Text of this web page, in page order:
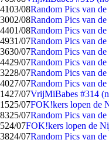
4103/08Random Pics van
3002/08Random Pics van
4401/08Random Pics van
4931/07Random Pics van de
3630/07Random Pics van
4429/07Random Pics van
3228/07Random Pics van
4027/07Random Pics van
1427/07VrijMiBabes #314
1525/07FOK!kers lopen de
8325/07Random Pics van
524/07FOK!kers lopen de
3824/07Random Pics van